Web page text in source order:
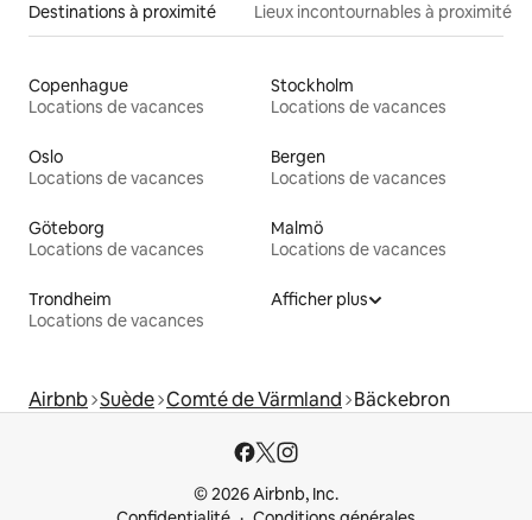
Destinations à proximité Lieux incontournables à proximité
Copenhague
Locations de vacances
Stockholm
Locations de vacances
Oslo
Locations de vacances
Bergen
Locations de vacances
Göteborg
Locations de vacances
Malmö
Locations de vacances
Trondheim
Locations de vacances
Afficher plus
Airbnb Suède Comté de Värmland Bäckebron
© 2026 Airbnb, Inc.